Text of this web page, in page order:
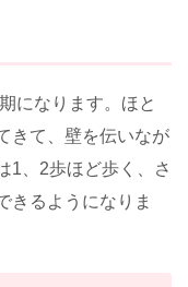
になります。ほと
きて、壁を伝いなが
1、2歩ほど歩く、さ
きるようになりま